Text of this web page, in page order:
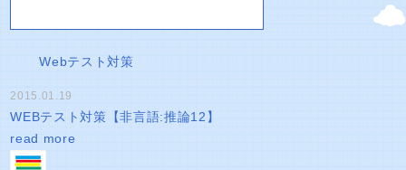
Webテスト対策
2015.01.19
WEBテスト対策【非言語:推論12】
read more